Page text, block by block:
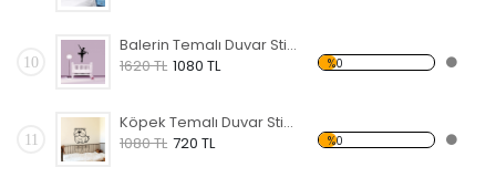
10
Balerin Temalı Duvar Sticker
1620 TL 1080 TL %0
11
Köpek Temalı Duvar Sticker
1080 TL 720 TL %0